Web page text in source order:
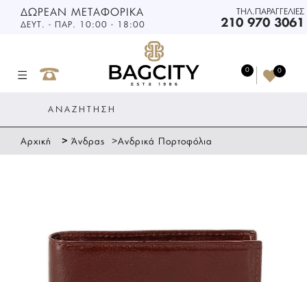
ΔΩΡΕΑΝ ΜΕΤΑΦΟΡΙΚΑ
0 0
ΔΕΥΤ. - ΠΑΡ. 10:00 - 18:00
ΤΗΛ.ΠΑΡΑΓΓΕΛΙΕΣ
210 970 3061
Αρχική > Άνδρας >Ανδρικά Πορτοφόλια